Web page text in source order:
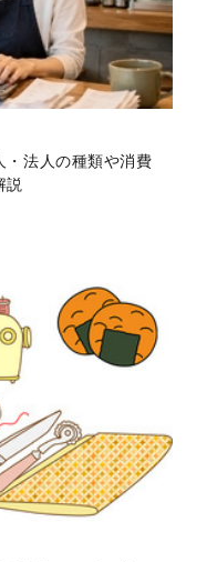
・法人の種類や消費
説